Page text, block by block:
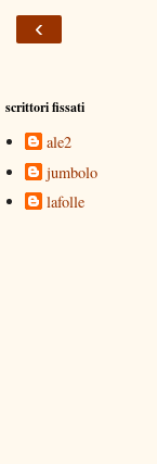
‹
scrittori fissati
ale2
jumbolo
lafolle